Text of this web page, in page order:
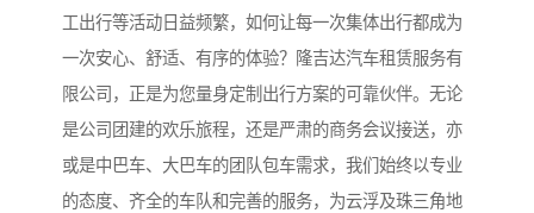
工出行等活动日益频繁，如何让每一次集体出行都成为
一次安心、舒适、有序的体验？隆吉达汽车租赁服务有
限公司，正是为您量身定制出行方案的可靠伙伴。无论
是公司团建的欢乐旅程，还是严肃的商务会议接送，亦
或是中巴车、大巴车的团队包车需求，我们始终以专业
的态度、齐全的车队和完善的服务，为云浮及珠三角地